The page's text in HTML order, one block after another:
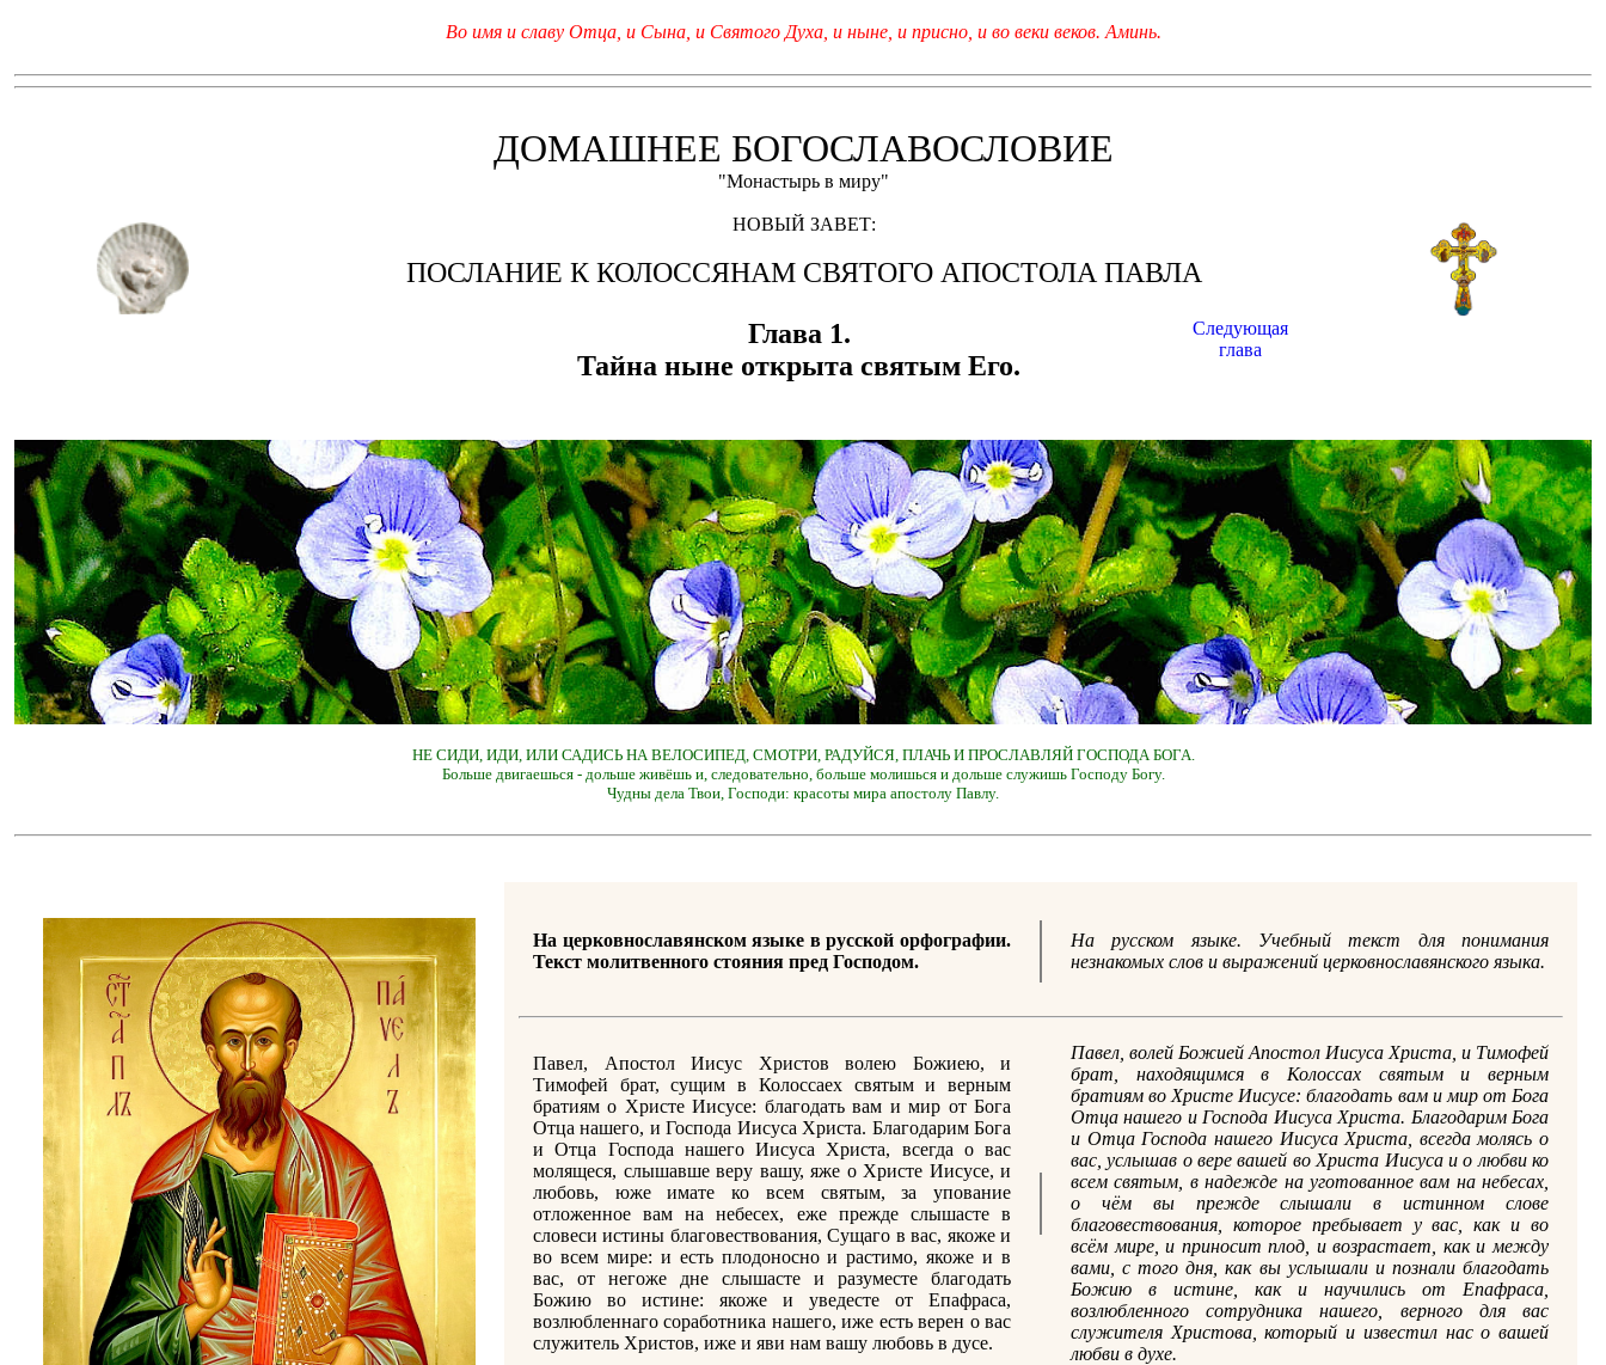
Во имя и славу Отца, и Сына, и Святого Духа, и ныне, и присно, и во веки веков. Аминь.
ДОМАШНЕЕ БОГОСЛАВОСЛОВИЕ
"Монастырь в миру"
НОВЫЙ ЗАВЕТ:
ПОСЛАНИЕ К КОЛОССЯНАМ СВЯТОГО АПОСТОЛА ПАВЛА
Глава 1.
Тайна ныне открыта святым Его.
Следующая
глава
НЕ СИДИ, ИДИ, ИЛИ САДИСЬ НА ВЕЛОСИПЕД, СМОТРИ, РАДУЙСЯ, ПЛАЧЬ И ПРОСЛАВЛЯЙ ГОСПОДА БОГА.
Больше двигаешься - дольше живёшь и, следовательно, больше молишься и дольше служишь Господу Богу.
Чудны дела Твои, Господи: красоты мира апостолу Павлу.
На церковнославянском языке в русской орфографии.
Текст молитвенного стояния пред Господом.
На русском языке. Учебный текст для понимания
незнакомых слов и выражений церковнославянского языка.
Павел, Апостол Иисус Христов волею Божиею, и
Тимофей брат, сущим в Колоссаех святым и верным
братиям о Христе Иисусе: благодать вам и мир от Бога
Отца нашего, и Господа Иисуса Христа. Благодарим Бога
и Отца Господа нашего Иисуса Христа, всегда о вас
молящеся, слышавше веру вашу, яже о Христе Иисусе, и
любовь, юже имате ко всем святым, за упование
отложенное вам на небесех, еже прежде слышасте в
словеси истины благовествования, Сущаго в вас, якоже и
во всем мире: и есть плодоносно и растимо, якоже и в
вас, от негоже дне слышасте и разуместе благодать
Божию во истине: якоже и уведесте от Епафраса,
возлюбленнаго соработника нашего, иже есть верен о вас
служитель Христов, иже и яви нам вашу любовь в дусе.
Павел, волей Божией Апостол Иисуса Христа, и Тимофей
брат, находящимся в Колоссах святым и верным
братиям во Христе Иисусе: благодать вам и мир от Бога
Отца нашего и Господа Иисуса Христа. Благодарим Бога
и Отца Господа нашего Иисуса Христа, всегда молясь о
вас, услышав о вере вашей во Христа Иисуса и о любви ко
всем святым, в надежде на уготованное вам на небесах,
о чём вы прежде слышали в истинном слове
благовествования, которое пребывает у вас, как и во
всём мире, и приносит плод, и возрастает, как и между
вами, с того дня, как вы услышали и познали благодать
Божию в истине, как и научились от Епафраса,
возлюбленного сотрудника нашего, верного для вас
служителя Христова, который и известил нас о вашей
любви в духе.